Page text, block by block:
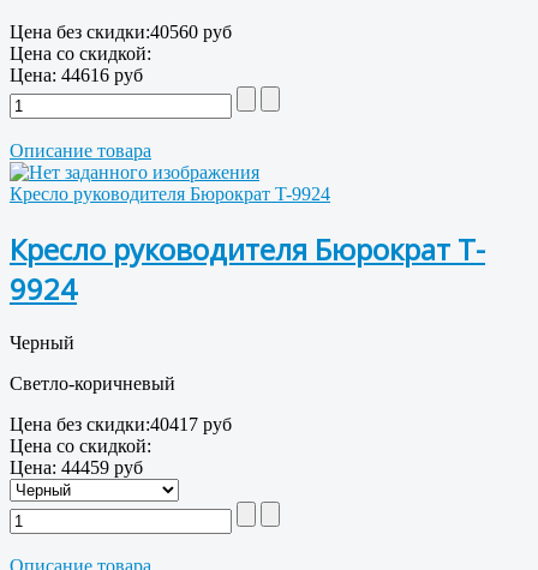
Цена без скидки:40560 руб
Цена со скидкой:
Цена: 44616 руб
Описание товара
Кресло руководителя Бюрократ T-9924
Кресло руководителя Бюрократ T-
9924
Черный
Светло-коричневый
Цена без скидки:40417 руб
Цена со скидкой:
Цена: 44459 руб
Описание товара